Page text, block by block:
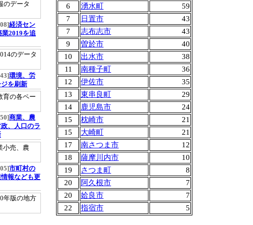
6
湧水町
59
7
日置市
43
7
志布志市
43
9
曽於市
40
10
出水市
38
11
南種子町
36
12
伊佐市
35
13
東串良町
29
14
鹿児島市
24
15
枕崎市
21
15
大崎町
21
17
南さつま市
12
18
薩摩川内市
10
19
さつま町
8
20
阿久根市
7
20
姶良市
7
22
指宿市 5
のデータ
経済セン
業2019を追
のデータ
環境、労
を刷新
育の各ペー
商業、農
、人口のラ
小売、農
市町村の
報なども更
年版の地方